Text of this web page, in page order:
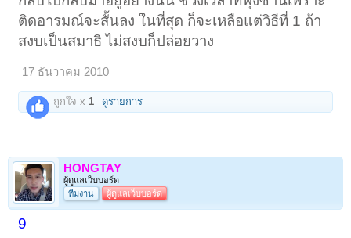
ติดอารมณ์จะสั้นลง ในที่สุด ก็จะเหลือแต่วิธีที่ 1 ถ้า
สงบเป็นสมาธิ ไม่สงบก็ปล่อยวาง
17 ธันวาคม 2010
ถูกใจ x1 ดูรายการ
HONGTAY
ผู้ดูแลเว็บบอร์ด
ทีมงาน
ผู้ดูแลเว็บบอร์ด
9